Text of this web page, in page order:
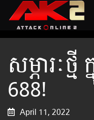
សម្ភារៈថ្
688!
April 11, 2022